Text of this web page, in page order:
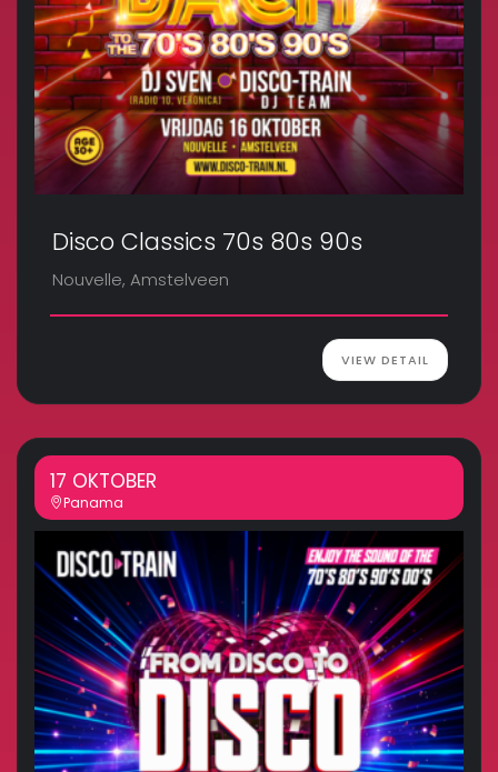
Disco Classics 70s 80s 90s
Nouvelle, Amstelveen
VIEW DETAIL
17 OKTOBER
Panama